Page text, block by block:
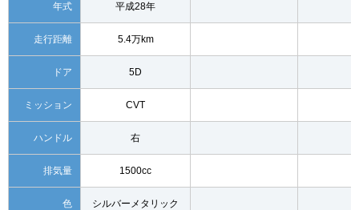
年式 平成28年
走行距離 5.4万km
ドア 5D
ミッション CVT
ハンドル 右
排気量 1500cc
色 シルバーメタリック